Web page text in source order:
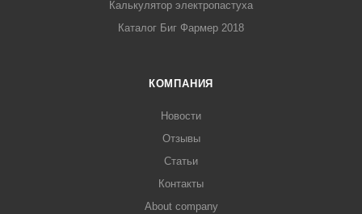
Калькулятор электропастуха
Каталог Биг Фармер 2018
КОМПАНИЯ
Новости
Отзывы
Статьи
Контакты
About company